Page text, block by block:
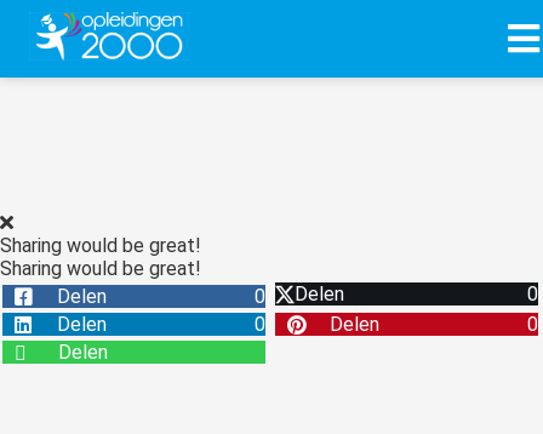
Sharing would be great!
Sharing would be great!
Delen
0 Delen
0
Delen
0 Delen
0
Delen
zijn